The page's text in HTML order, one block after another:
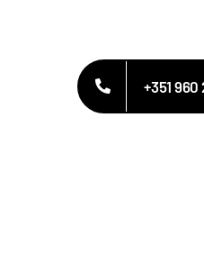
+351